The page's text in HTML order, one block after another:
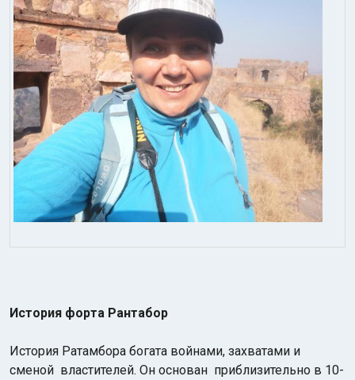
История форта Рантабор
История Ратамбора богата войнами, захватами и
сменой властителей. Он основан приблизительно в 10-